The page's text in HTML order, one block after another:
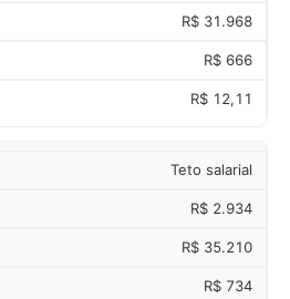
R$ 31.968
R$ 666
R$ 12,11
Teto salarial
R$ 2.934
R$ 35.210
R$ 734